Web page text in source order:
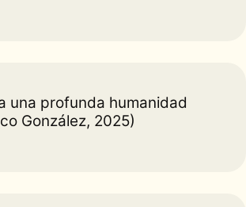
una profunda humanidad
González, 2025)